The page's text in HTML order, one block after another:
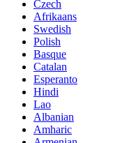
Czech
Afrikaans
Swedish
Polish
Basque
Catalan
Esperanto
Hindi
Lao
Albanian
Amharic